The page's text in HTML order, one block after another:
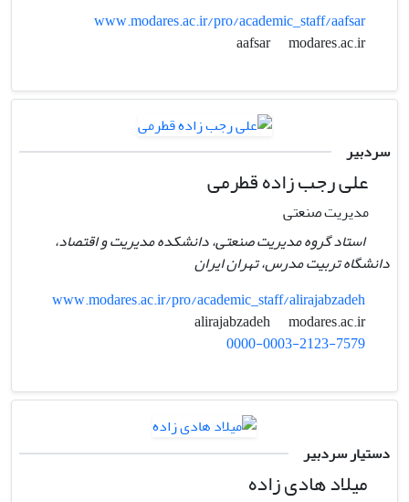
www.modares.ac.ir/pro/academic_staff/aafsar
aafsar
modares.ac.ir
سردبیر
علی رجب زاده قطرمی
مدیریت صنعتی
استاد گروه مدیریت صنعتی، دانشکده مدیریت و اقتصاد،
دانشگاه تربیت مدرس، تهران ایران
www.modares.ac.ir/pro/academic_staff/alirajabzadeh
alirajabzadeh
modares.ac.ir
0000-0003-2123-7579
دستیار سردبیر
میلاد هادی زاده